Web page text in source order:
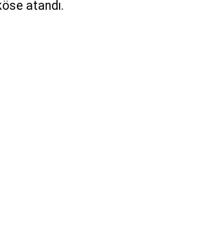
atandı.